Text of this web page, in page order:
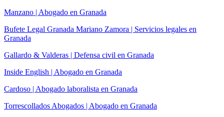
Manzano | Abogado en Granada
Bufete Legal Granada Mariano Zamora | Servicios legales en
Granada
Gallardo & Valderas | Defensa civil en Granada
Inside English | Abogado en Granada
Cardoso | Abogado laboralista en Granada
Torrescollados Abogados | Abogado en Granada